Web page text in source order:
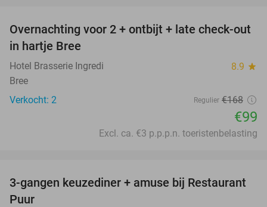
41%
TODAY
Overnachting voor 2 + ontbijt + late check-out
in hartje Bree
Hotel Brasserie Ingredi 8.9 star
Bree
Verkocht: 2
Regulier €168
€99
Excl. ca. €3 p.p.p.n. toeristenbelasting
43%
3-gangen keuzediner + amuse bij Restaurant
Puur